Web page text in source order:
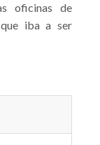
oficinas de
iba a ser